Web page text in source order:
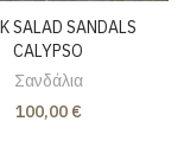
SALAD SANDALS
CALYPSO
Σανδάλια
100,00 €